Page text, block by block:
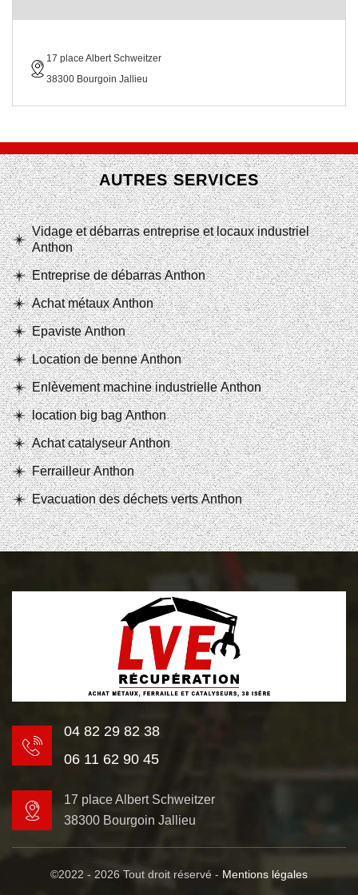
17 place Albert Schweitzer
38300 Bourgoin Jallieu
AUTRES SERVICES
Vidage et débarras entreprise et locaux industriel
Anthon
Entreprise de débarras Anthon
Achat métaux Anthon
Epaviste Anthon
Location de benne Anthon
Enlèvement machine industrielle Anthon
location big bag Anthon
Achat catalyseur Anthon
Ferrailleur Anthon
Evacuation des déchets verts Anthon
04 82 29 82 38
06 11 62 90 45
17 place Albert Schweitzer
38300 Bourgoin Jallieu
©2022 - 2026 Tout droit réservé - Mentions légales